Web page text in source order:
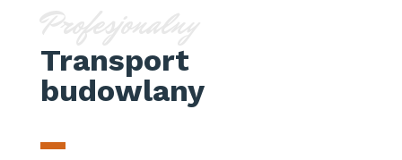
Profesjonalny
Transport
budowlany